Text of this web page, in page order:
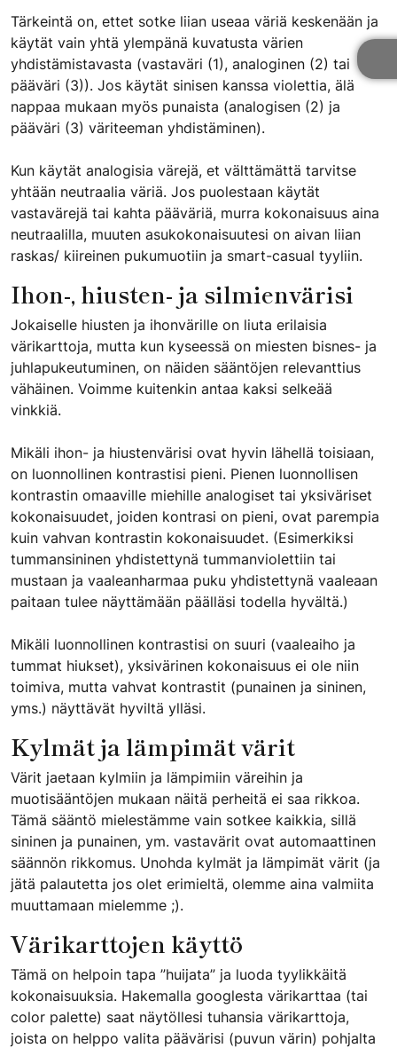
Tärkeintä on, ettet sotke liian useaa väriä keskenään ja
käytät vain yhtä ylempänä kuvatusta värien
yhdistämistavasta (vastaväri (1), analoginen (2) tai
pääväri (3)). Jos käytät sinisen kanssa violettia, älä
nappaa mukaan myös punaista (analogisen (2) ja
pääväri (3) väriteeman yhdistäminen).
Kun käytät analogisia värejä, et välttämättä tarvitse
yhtään neutraalia väriä. Jos puolestaan käytät
vastavärejä tai kahta pääväriä, murra kokonaisuus aina
neutraalilla, muuten asukokonaisuutesi on aivan liian
raskas/ kiireinen pukumuotiin ja smart-casual tyyliin.
Ihon-, hiusten- ja silmienvärisi
Jokaiselle hiusten ja ihonvärille on liuta erilaisia
värikarttoja, mutta kun kyseessä on miesten bisnes- ja
juhlapukeutuminen, on näiden sääntöjen relevanttius
vähäinen. Voimme kuitenkin antaa kaksi selkeää
vinkkiä.
Mikäli ihon- ja hiustenvärisi ovat hyvin lähellä toisiaan,
on luonnollinen kontrastisi pieni. Pienen luonnollisen
kontrastin omaaville miehille analogiset tai yksiväriset
kokonaisuudet, joiden kontrasi on pieni, ovat parempia
kuin vahvan kontrastin kokonaisuudet. (Esimerkiksi
tummansininen yhdistettynä tummanviolettiin tai
mustaan ja vaaleanharmaa puku yhdistettynä vaaleaan
paitaan tulee näyttämään päälläsi todella hyvältä.)
Mikäli luonnollinen kontrastisi on suuri (vaaleaiho ja
tummat hiukset), yksivärinen kokonaisuus ei ole niin
toimiva, mutta vahvat kontrastit (punainen ja sininen,
yms.) näyttävät hyviltä ylläsi.
Kylmät ja lämpimät värit
Värit jaetaan kylmiin ja lämpimiin väreihin ja
muotisääntöjen mukaan näitä perheitä ei saa rikkoa.
Tämä sääntö mielestämme vain sotkee kaikkia, sillä
sininen ja punainen, ym. vastavärit ovat automaattinen
säännön rikkomus. Unohda kylmät ja lämpimät värit (ja
jätä palautetta jos olet erimieltä, olemme aina valmiita
muuttamaan mielemme ;).
Värikarttojen käyttö
Tämä on helpoin tapa ”huijata” ja luoda tyylikkäitä
kokonaisuuksia. Hakemalla googlesta värikarttaa (tai
color palette) saat näytöllesi tuhansia värikarttoja,
joista on helppo valita päävärisi (puvun värin) pohjalta